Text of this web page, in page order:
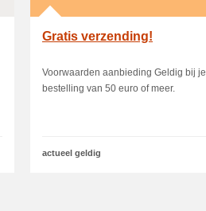
Gratis verzending!
Voorwaarden aanbieding Geldig bij je
bestelling van 50 euro of meer.
actueel geldig